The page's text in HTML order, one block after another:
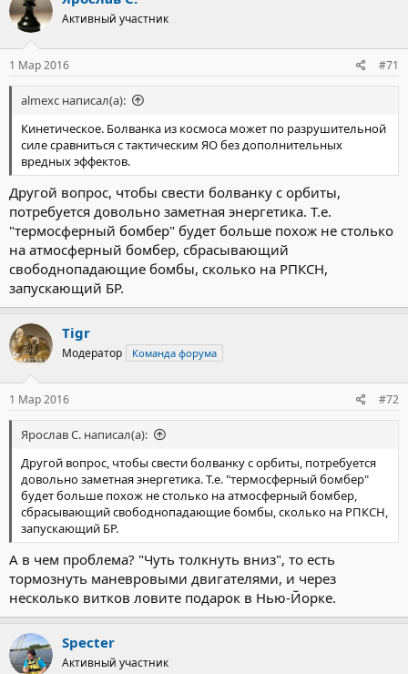
Активный участник
1 Мар 2016 #71
almexc написал(а):
Кинетическое. Болванка из космоса может по разрушительной
силе сравниться с тактическим ЯО без дополнительных
вредных эффектов.
Другой вопрос, чтобы свести болванку с орбиты,
потребуется довольно заметная энергетика. Т.е.
"термосферный бомбер" будет больше похож не столько
на атмосферный бомбер, сбрасывающий
свободнопадающие бомбы, сколько на РПКСН,
запускающий БР.
Tigr
Модератор Команда форума
1 Мар 2016 #72
Ярослав С. написал(а):
Другой вопрос, чтобы свести болванку с орбиты, потребуется
довольно заметная энергетика. Т.е. "термосферный бомбер"
будет больше похож не столько на атмосферный бомбер,
сбрасывающий свободнопадающие бомбы, сколько на РПКСН,
запускающий БР.
А в чем проблема? "Чуть толкнуть вниз", то есть
тормознуть маневровыми двигателями, и через
несколько витков ловите подарок в Нью-Йорке.
Specter
Активный участник